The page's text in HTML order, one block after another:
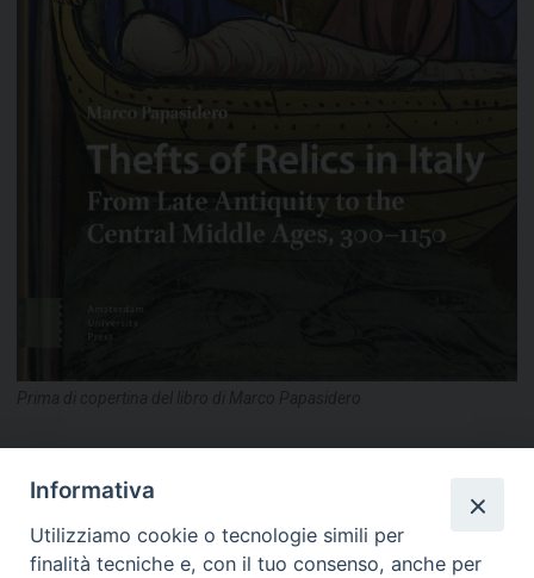
F
a
P
i
L
i
X
T
h
W
h
e
m
Informativa
Utilizziamo cookie o tecnologie simili per
finalità tecniche e, con il tuo consenso, anche per